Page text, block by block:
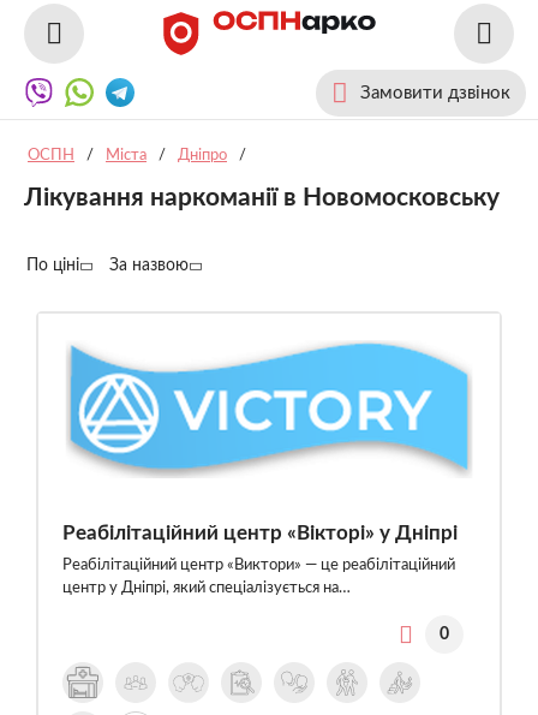
Замовити дзвінок
ОСПН / Міста / Дніпро /
Лікування наркоманії в Новомосковську
По ціні За назвою
Реабілітаційний центр «Вікторі» у Дніпрі
Реабілітаційний центр «Виктори» — це реабілітаційний
центр у Дніпрі, який спеціалізується на…
0